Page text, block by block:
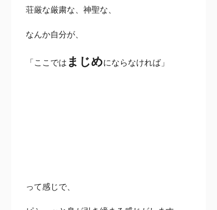
荘厳な厳粛な、神聖な、
なんか自分が、
「ここでは まじめにならなければ」
って感じで、